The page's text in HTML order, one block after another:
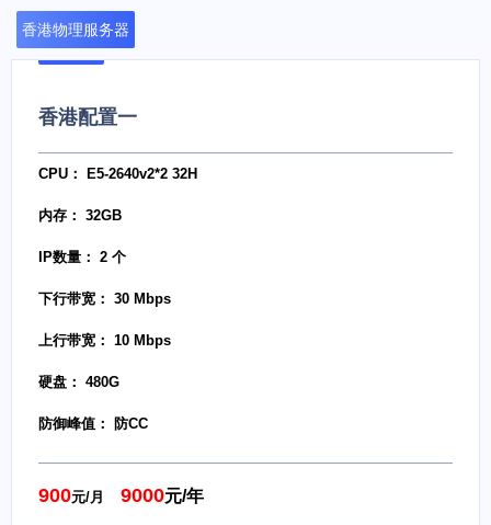
香港物理服务器
香港配置一
CPU： E5-2640v2*2 32H
内存： 32GB
IP数量： 2 个
下行带宽： 30 Mbps
上行带宽： 10 Mbps
硬盘： 480G
防御峰值： 防CC
900元/月 9000元/年